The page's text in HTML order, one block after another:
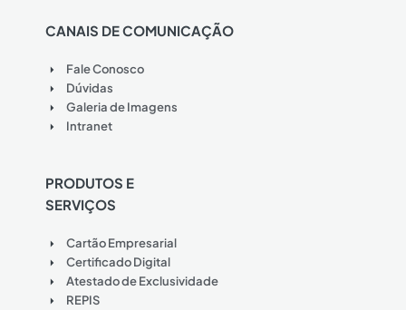
CANAIS DE COMUNICAÇÃO
Fale Conosco
Dúvidas
Galeria de Imagens
Intranet
PRODUTOS E
SERVIÇOS
Cartão Empresarial
Certificado Digital
Atestado de Exclusividade
REPIS